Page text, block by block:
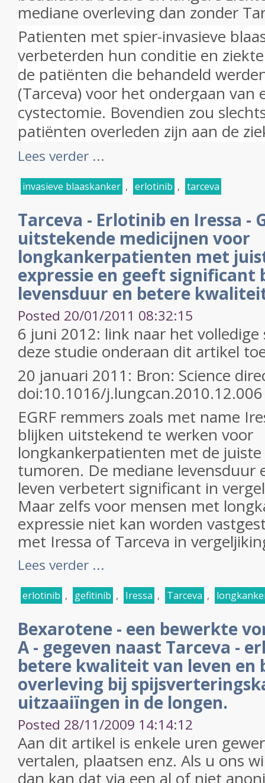
mediane overleving dan zonder
Patienten met spier-invasieve
verbeterden hun conditie en
de patiënten die behandeld
(Tarceva) voor het ondergaan van
cystectomie. Bovendien zou
patiënten overleden zijn aan de
Lees verder ...
invasieve blaaskanker , erlotinib , tarceva
Tarceva - Erlotinib en Iressa -
uitstekende medicijnen voor
longkankerpatienten met
expressie en geeft significant
levensduur en betere
Posted 20/01/2011 08:32:15
6 juni 2012: link naar het
deze studie onderaan dit artikel
20 januari 2011: Bron: Science
doi:10.1016/j.lungcan.2010.12.006
EGRF remmers zoals met name
blijken uitstekend te werken voor
longkankerpatienten met de
tumoren. De mediane levensduur
leven verbetert significant in
Maar zelfs voor mensen met
expressie niet kan worden
met Iressa of Tarceva in
Lees verder ...
erlotinib , gefitinib , Iressa , Tarceva ,
Bexarotene - een bewerkte
A - gegeven naast Tarceva -
betere kwaliteit van leven en
overleving bij
uitzaaiïngen in de longen.
Posted 28/11/2009 14:14:12
Aan dit artikel is enkele uren
vertalen, plaatsen enz. Als u ons
dan kan dat via een al of niet